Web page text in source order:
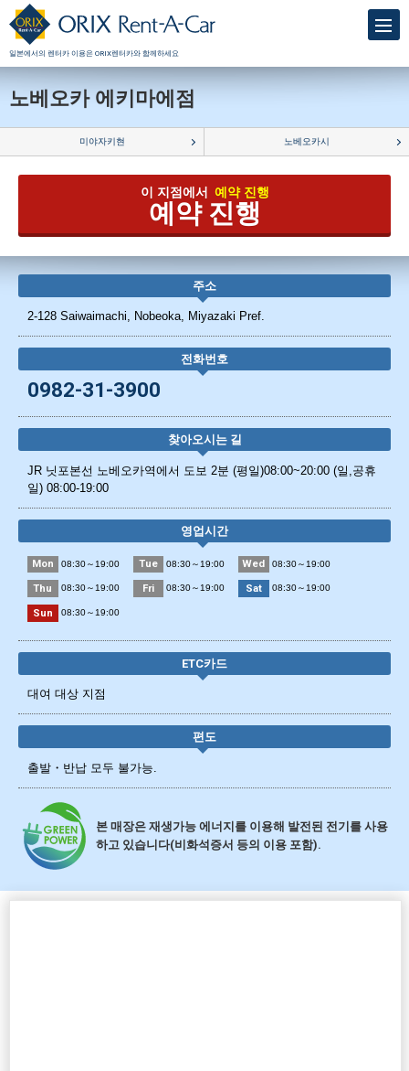
일본에서의 렌터카 이용은 ORIX렌터카와 함께하세요
노베오카 에키마에점
미야자키현 노베오카시
이 지점에서 예약 진행
예약 진행
주소
2-128 Saiwaimachi, Nobeoka, Miyazaki Pref.
전화번호
0982-31-3900
찾아오시는 길
JR 닛포본선 노베오카역에서 도보 2분 (평일)08:00~20:00 (일,공휴
일) 08:00-19:00
영업시간
Mon 08:30～19:00 Tue 08:30～19:00 Wed 08:30～19:00
Thu 08:30～19:00 Fri 08:30～19:00 Sat 08:30～19:00
Sun 08:30～19:00
ETC카드
대여 대상 지점
편도
출발・반납 모두 불가능.
본 매장은 재생가능 에너지를 이용해 발전된 전기를 사용
하고 있습니다(비화석증서 등의 이용 포함).